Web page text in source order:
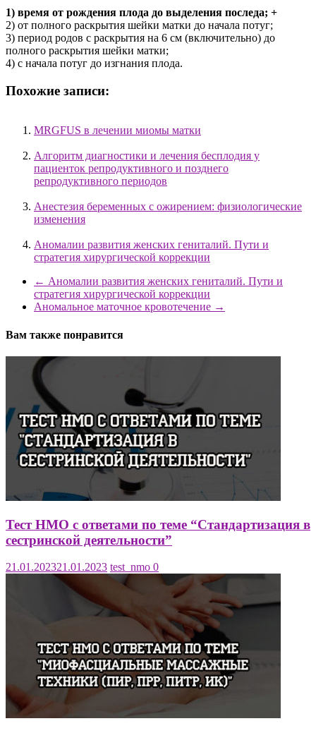
1) время от рождения плода до выделения последа; +
2) от полного раскрытия шейки матки до начала потуг;
3) период родов с раскрытия на 6 см (включительно) до
полного раскрытия шейки матки;
4) с начала потуг до изгнания плода.
Похожие записи:
MRGFUS в лечении миомы матки
Алгоритм диагностики и лечения бесплодия у
пациенток репродуктивного и позднего
репродуктивного периодов
Анестезия беременных с ожирением: физиологические
изменения
Аномалии развития женских гениталий. Пути и
стратегия хирургической коррекции
← Аномалии развития женских гениталий. Пути и
стратегия хирургической коррекции
Аномальное маточное кровотечение →
Вам также понравится
Тест НМО с ответами по теме “Стандартизация в
сестринской деятельности”
21.01.202321.01.2023 test_nmo 0